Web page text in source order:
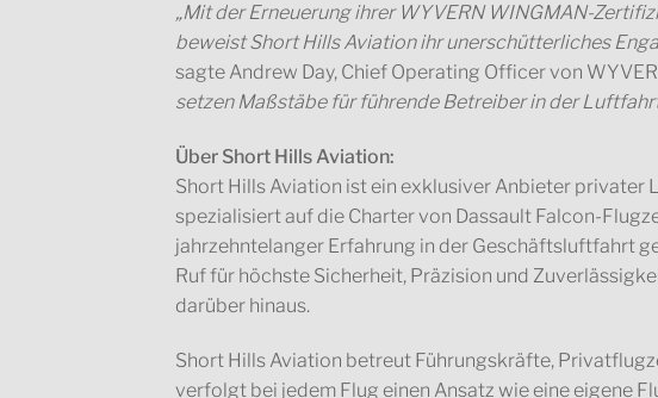
„Mit der Erneuerung ihrer WYVERN WINGMAN-
beweist Short Hills Aviation ihr unerschütterliches
sagte Andrew Day, Chief Operating Officer von
setzen Maßstäbe für führende Betreiber in der
Über Short Hills Aviation:
Short Hills Aviation ist ein exklusiver Anbieter privater
spezialisiert auf die Charter von Dassault Falcon-
jahrzehntelanger Erfahrung in der Geschäftsluftfahrt
Ruf für höchste Sicherheit, Präzision und
darüber hinaus.
Short Hills Aviation betreut Führungskräfte,
verfolgt bei jedem Flug einen Ansatz wie eine eigene